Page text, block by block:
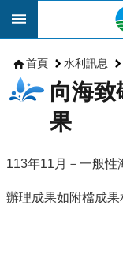
跳到主要內容區塊
首頁 水利訊息
向海
果
113年11月－一般性
辦理成果如附檔成果